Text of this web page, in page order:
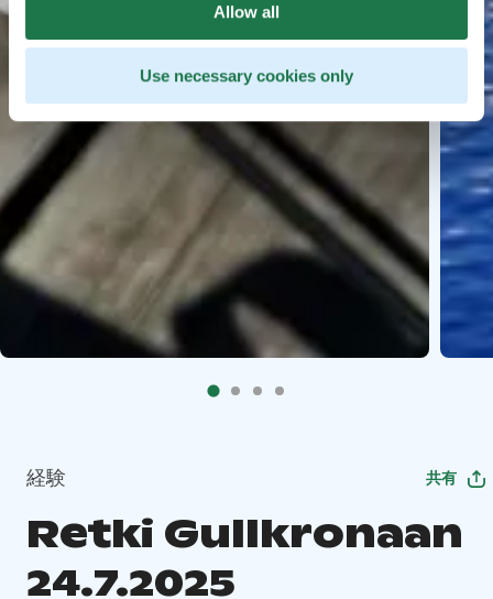
Allow all
Use necessary cookies only
経験 共有
Retki Gullkronaan
24.7.2025